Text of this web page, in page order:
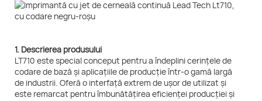
1. Descrierea produsului
LT710 este special conceput pentru a îndeplini cerințele de
codare de bază și aplicațiile de producție într-o gamă largă
de industrii. Oferă o interfață extrem de ușor de utilizat și
este remarcat pentru îmbunătățirea eficienței producției și